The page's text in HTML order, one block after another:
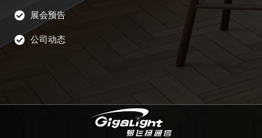
展会预告
公司动态